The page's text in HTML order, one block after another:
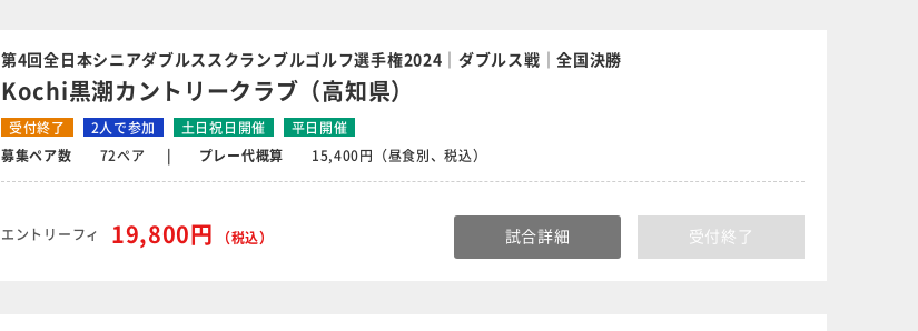
第4回全日本シニアダブルススクランブルゴルフ選手権2024｜ダブルス戦｜全国決勝
Kochi黒潮カントリークラブ（高知県）
受付終了 2人で参加 土日祝日開催 平日開催
募集ペア数 72ペア プレー代概算 15,400円（昼食別、税込）
エントリーフィ 19,800円 （税込） 試合詳細 受付終了